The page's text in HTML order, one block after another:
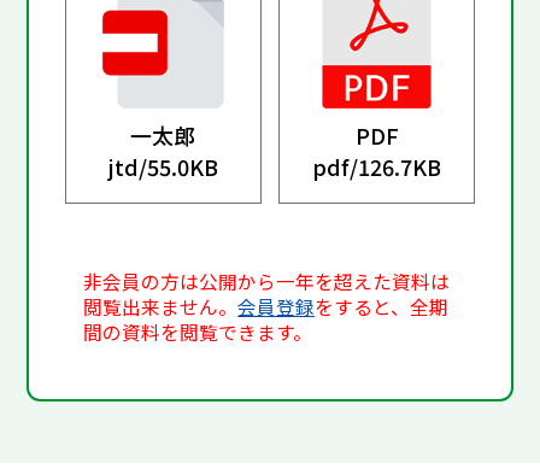
一太郎
jtd/55.0KB
PDF
pdf/126.7KB
非会員の方は公開から一年を超えた資料は
閲覧出来ません。会員登録をすると、全期
間の資料を閲覧できます。